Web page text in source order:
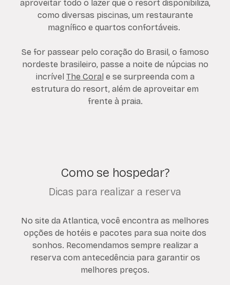
aproveitar todo o lazer que o resort disponibiliza,
como diversas piscinas, um restaurante
magnífico e quartos confortáveis.
Se for passear pelo coração do Brasil, o famoso
nordeste brasileiro, passe a noite de núpcias no
incrível The Coral e se surpreenda com a
estrutura do resort, além de aproveitar em
frente à praia.
Como se hospedar?
Dicas para realizar a reserva
No site da Atlantica, você encontra as melhores
opções de hotéis e pacotes para sua noite dos
sonhos. Recomendamos sempre realizar a
reserva com antecedência para garantir os
melhores preços.